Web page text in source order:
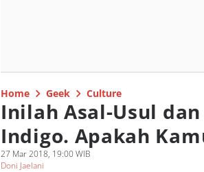
Home Geek Culture
Inilah Asal-Usul
Indigo. Apakah
27 Mar 2018, 19:00 WIB
Doni Jaelani